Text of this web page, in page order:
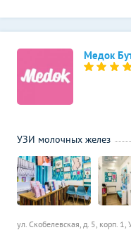
Медок
ул. Скобелевская, д. 5, корп. 1,
УЗИ молочных желез